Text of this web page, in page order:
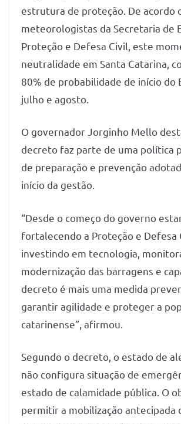
estrutura de proteção. De acordo
meteorologistas da Secretaria de
Proteção e Defesa Civil, este
neutralidade em Santa Catarina,
80% de probabilidade de início do
julho e agosto.
O governador Jorginho Mello
decreto faz parte de uma política
de preparação e prevenção
início da gestão.
“Desde o começo do governo
fortalecendo a Proteção e Defesa
investindo em tecnologia,
modernização das barragens e
decreto é mais uma medida
garantir agilidade e proteger a
catarinense”, afirmou.
Segundo o decreto, o estado de
não configura situação de
estado de calamidade pública. O
permitir a mobilização antecipada